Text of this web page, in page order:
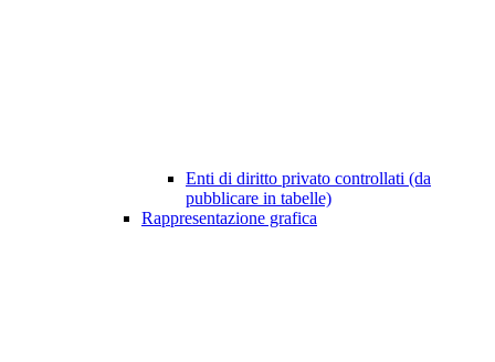
Enti di diritto privato controllati (da
pubblicare in tabelle)
Rappresentazione grafica